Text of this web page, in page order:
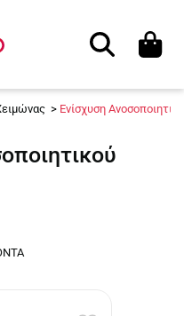
> Ενίσχυση